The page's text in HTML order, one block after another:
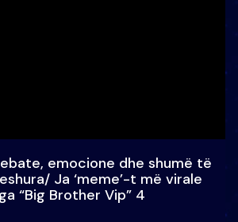
emocione dhe shumë të
Ja ‘meme’-t më virale
“Big Brother Vip” 4